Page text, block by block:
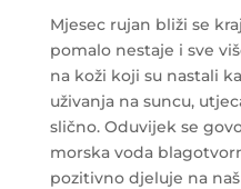
Mjesec rujan bliži se
pomalo nestaje i sve
na koži koji su nastali
uživanja na suncu,
slično. Oduvijek se
morska voda
pozitivno djeluje na